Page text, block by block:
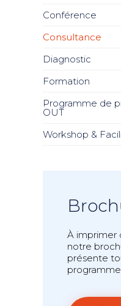
Conférence
Consultance
Diagnostic
Formation
Programme de
OUT
Workshop &
À imprimer
notre
présente